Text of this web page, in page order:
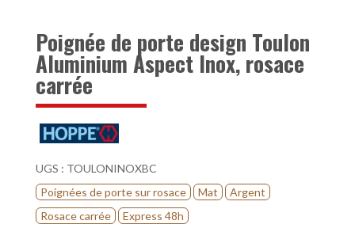
Poignée de porte design Toulon
Aluminium Aspect Inox, rosace
carrée
UGS : TOULONINOXBC
Poignées de porte sur rosace
Mat
Argent
Rosace carrée
Express 48h